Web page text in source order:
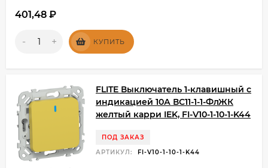
401,48 ₽
- + КУПИТЬ
FLITE Выключатель 1-клавишный с
индикацией 10А ВС11-1-1-ФлЖК
желтый карри IEK, FI-V10-1-10-1-K44
ПОД ЗАКАЗ
АРТИКУЛ:
FI-V10-1-10-1-K44